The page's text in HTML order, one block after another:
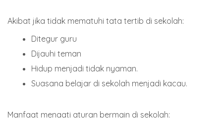
Akibat jika tidak mematuhi tata tertib di sekolah:
Ditegur guru
Dijauhi teman
Hidup menjadi tidak nyaman.
Suasana belajar di sekolah menjadi kacau.
Manfaat menaati aturan bermain di sekolah: